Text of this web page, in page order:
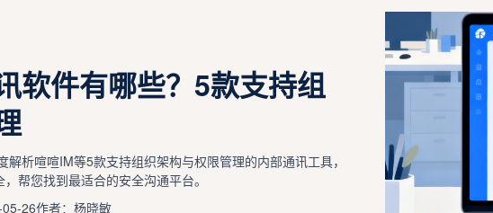
软件有哪些？5款支持组
析喧喧IM等5款支持组织架构与权限管理的内部通讯工具，
帮您找到最适合的安全沟通平台。
26作者：杨晓敏